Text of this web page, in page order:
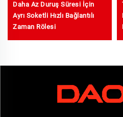
Daha Az Duruş Süresi İçin
Ayrı Soketli Hızlı Bağlantılı
Zaman Rölesi